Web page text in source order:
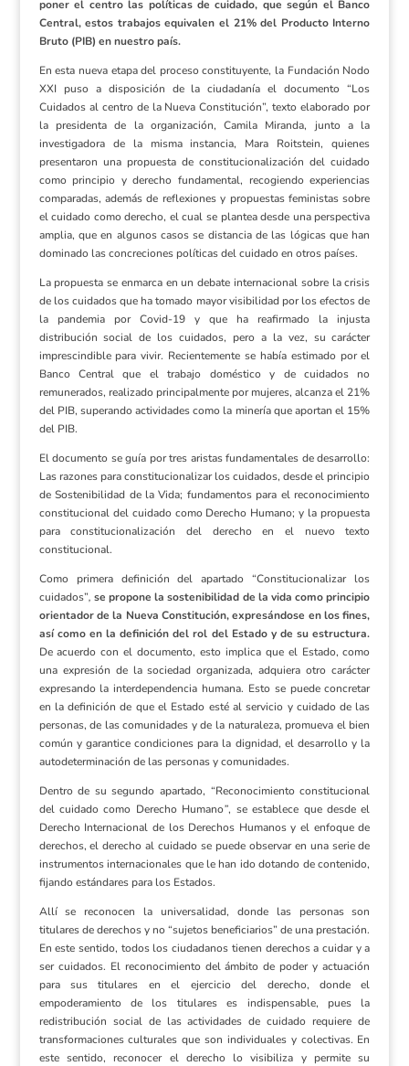
poner el centro las políticas de cuidado, que según el Banco
Central, estos trabajos equivalen el 21% del Producto Interno
Bruto (PIB) en nuestro país.
En esta nueva etapa del proceso constituyente, la Fundación Nodo
XXI puso a disposición de la ciudadanía el documento “Los
Cuidados al centro de la Nueva Constitución”, texto elaborado por
la presidenta de la organización, Camila Miranda, junto a la
investigadora de la misma instancia, Mara Roitstein, quienes
presentaron una propuesta de constitucionalización del cuidado
como principio y derecho fundamental, recogiendo experiencias
comparadas, además de reflexiones y propuestas feministas sobre
el cuidado como derecho, el cual se plantea desde una perspectiva
amplia, que en algunos casos se distancia de las lógicas que han
dominado las concreciones políticas del cuidado en otros países.
La propuesta se enmarca en un debate internacional sobre la crisis
de los cuidados que ha tomado mayor visibilidad por los efectos de
la pandemia por Covid-19 y que ha reafirmado la injusta
distribución social de los cuidados, pero a la vez, su carácter
imprescindible para vivir. Recientemente se había estimado por el
Banco Central que el trabajo doméstico y de cuidados no
remunerados, realizado principalmente por mujeres, alcanza el 21%
del PIB, superando actividades como la minería que aportan el 15%
del PIB.
El documento se guía por tres aristas fundamentales de desarrollo:
Las razones para constitucionalizar los cuidados, desde el principio
de Sostenibilidad de la Vida; fundamentos para el reconocimiento
constitucional del cuidado como Derecho Humano; y la propuesta
para constitucionalización del derecho en el nuevo texto
constitucional.
Como primera definición del apartado “Constitucionalizar los
cuidados”, se propone la sostenibilidad de la vida como principio
orientador de la Nueva Constitución, expresándose en los fines,
así como en la definición del rol del Estado y de su estructura.
De acuerdo con el documento, esto implica que el Estado, como
una expresión de la sociedad organizada, adquiera otro carácter
expresando la interdependencia humana. Esto se puede concretar
en la definición de que el Estado esté al servicio y cuidado de las
personas, de las comunidades y de la naturaleza, promueva el bien
común y garantice condiciones para la dignidad, el desarrollo y la
autodeterminación de las personas y comunidades.
Dentro de su segundo apartado, “Reconocimiento constitucional
del cuidado como Derecho Humano”, se establece que desde el
Derecho Internacional de los Derechos Humanos y el enfoque de
derechos, el derecho al cuidado se puede observar en una serie de
instrumentos internacionales que le han ido dotando de contenido,
fijando estándares para los Estados.
Allí se reconocen la universalidad, donde las personas son
titulares de derechos y no “sujetos beneficiarios” de una prestación.
En este sentido, todos los ciudadanos tienen derechos a cuidar y a
ser cuidados. El reconocimiento del ámbito de poder y actuación
para sus titulares en el ejercicio del derecho, donde el
empoderamiento de los titulares es indispensable, pues la
redistribución social de las actividades de cuidado requiere de
transformaciones culturales que son individuales y colectivas. En
este sentido, reconocer el derecho lo visibiliza y permite su